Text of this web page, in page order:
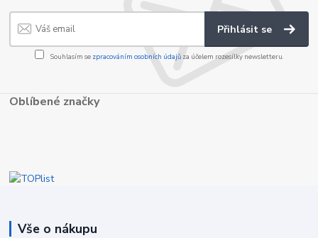
Přihlásit se
Souhlasím se zpracováním osobních údajůza účelem rozesílky newsletteru.
Oblíbené značky
Vše o nákupu